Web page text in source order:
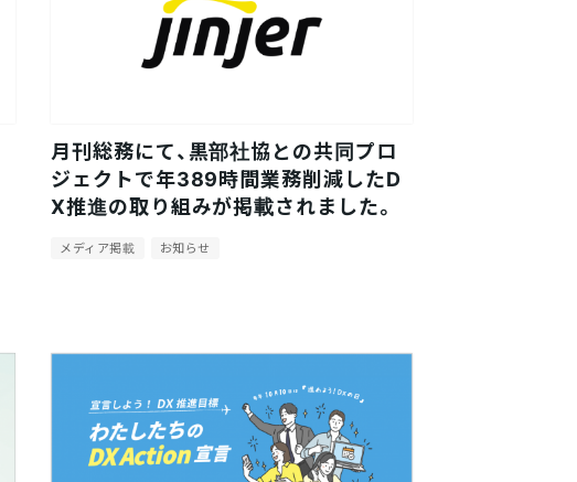
月刊総務にて、黒部社協との共同プロ
ジェクトで年389時間業務削減したD
X推進の取り組みが掲載されました。
メディア掲載 お知らせ